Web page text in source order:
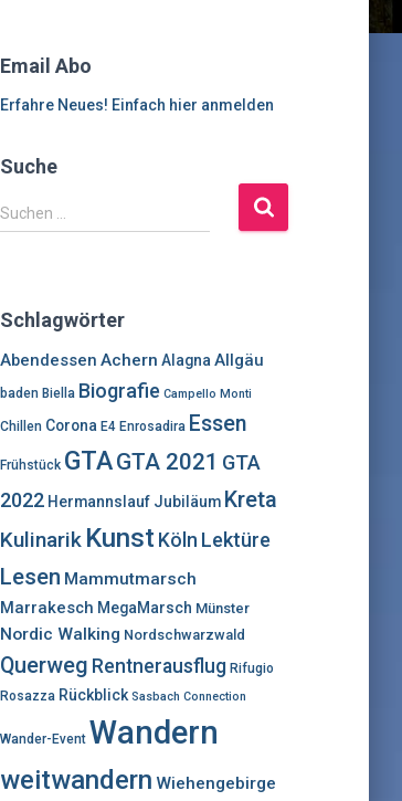
Email Abo
Erfahre Neues! Einfach hier anmelden
Suche
S
u
n
n
c
h
Suchen …
Schlagwörter
Abendessen Achern Alagna Allgäu
baden Biella Biografie Campello Monti
Chillen Corona E4 Enrosadira Essen
Frühstück GTAGTA 2021 GTA
2022 Hermannslauf Jubiläum Kreta
Kulinarik Kunst Köln Lektüre
Lesen Mammutmarsch
Marrakesch MegaMarsch Münster
Nordic Walking Nordschwarzwald
Querweg Rentnerausflug Rifugio
Rosazza Rückblick Sasbach Connection
Wander-Event Wandern
weitwandern Wiehengebirge